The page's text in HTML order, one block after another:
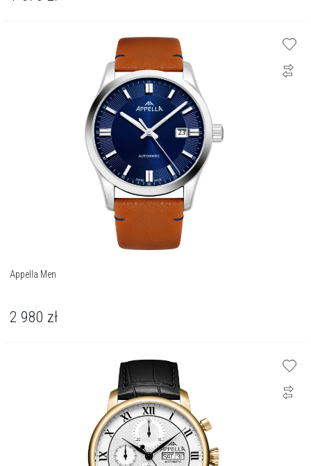
Appella Men
2 980 zł